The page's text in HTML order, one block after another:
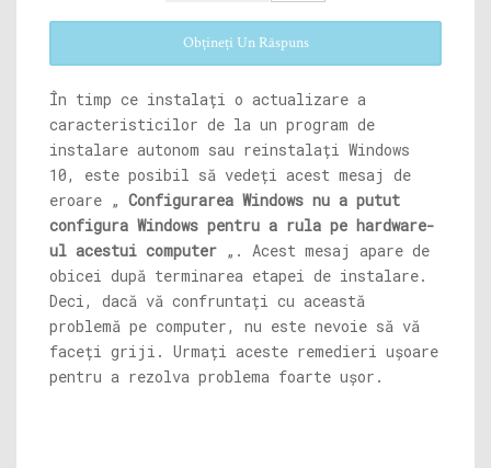
Obțineți Un Răspuns
În timp ce instalați o actualizare a
caracteristicilor de la un program de
instalare autonom sau reinstalați Windows
10, este posibil să vedeți acest mesaj de
eroare „ Configurarea Windows nu a putut
configura Windows pentru a rula pe hardware-
ul acestui computer „. Acest mesaj apare de
obicei după terminarea etapei de instalare.
Deci, dacă vă confruntați cu această
problemă pe computer, nu este nevoie să vă
faceți griji. Urmați aceste remedieri ușoare
pentru a rezolva problema foarte ușor.